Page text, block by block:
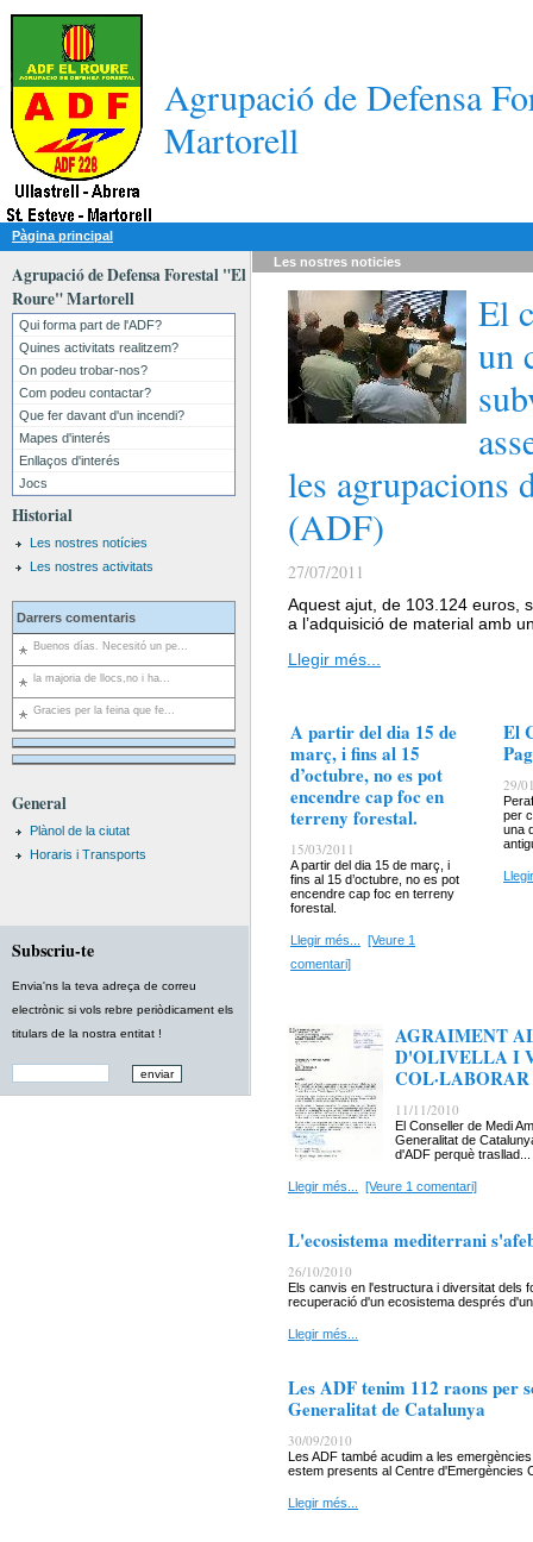
Agrupació de Defensa
Martorell
Pàgina principal
Agrupació de Defensa Forestal "El
Roure" Martorell
Qui forma part de l'ADF?
Quines activitats realitzem?
On podeu trobar-nos?
Com podeu contactar?
Que fer davant d'un incendi?
Mapes d'interés
Enllaços d'interés
Jocs
Historial
Les nostres notícies
Les nostres activitats
Darrers comentaris
Buenos días. Necesitó un pe...
la majoria de llocs,no i ha...
Gracies per la feina que fe...
General
Plànol de la ciutat
Horaris i Transports
Subscriu-te
Envia'ns la teva adreça de correu
electrònic si vols rebre periòdicament els
titulars de la nostra entitat !
Les nostres noticies
El
un
les agrupacions
(ADF)
27/07/2011
Aquest ajut, de 103.124 euros,
a l’adquisició de material amb
Llegir més...
A partir del dia 15 de
març, i fins al 15
d’octubre, no es pot
encendre cap foc en
terreny forestal.
15/03/2011
A partir del dia 15 de març, i
fins al 15 d’octubre, no es pot
encendre cap foc en terreny
forestal.
Llegir més...
[Veure 1
comentari]
El
29/
per
una
AGRAIMENT
D'OLIVELLA I
COL·LABORAR
11/11/2010
El Conseller de Medi
Generalitat de
d'ADF perquè trasllad...
Llegir més... [Veure 1 comentari]
L'ecosistema mediterrani
26/10/2010
Els canvis en l'estructura i diversitat dels
recuperació d'un ecosistema després
Llegir més...
Les ADF tenim 112 raons per
Generalitat de Catalunya
30/09/2010
Les ADF també acudim a les
estem presents al Centre d'Emergències
Llegir més...